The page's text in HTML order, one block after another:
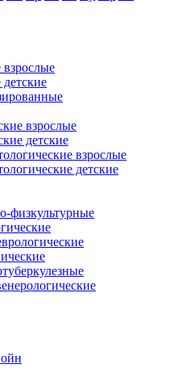
взрослые
детские
взрослые
детские
физкультурные